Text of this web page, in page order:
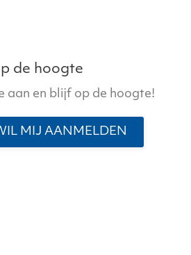
productpagina
de hoogte
aan en blijf op de hoogte!
MIJ AANMELDEN